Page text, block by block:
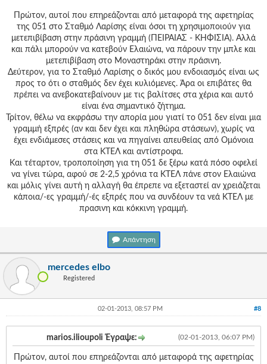
Πρώτον, αυτοί που επηρεάζονται από μεταφορά της αφετηρίας
της 051 στο Σταθμό Λαρίσης είναι όσοι τη χρησιμοποιούν για
μετεπιβίβαση στην πράσινη γραμμή (ΠΕΙΡΑΙΑΣ - ΚΗΦΙΣΙΑ). Αλλά
και πάλι μπορούν να κατεβούν Ελαιώνα, να πάρουν την μπλε και
μετεπιβίβαση στο Μοναστηράκι στην πράσινη.
Δεύτερον, για το Σταθμό Λαρίσης ο δικός μου ενδοιασμός είναι ως
προς το ότι ο σταθμός δεν έχει κυλιόμενες. Άρα οι επιβάτες θα
πρέπει να ανεβοκατεβαίνουν με τις βαλίτσες στα χέρια και αυτό
είναι ένα σημαντικό ζήτημα.
Τρίτον, θέλω να εκφράσω την απορία μου γιατί το 051 δεν είναι μια
γραμμή εξπρές (αν και δεν έχει και πληθώρα στάσεων), χωρίς να
έχει ενδιάμεσες στάσεις και να πηγαίνει απευθείας από Ομόνοια
στα ΚΤΕΛ και αντίστροφα.
Και τέταρτον, τροποποίηση για τη 051 δε ξέρω κατά πόσο οφελεί
να γίνει τώρα, αφού σε 2-2,5 χρόνια τα ΚΤΕΛ πάνε στον Ελαιώνα
και μόλις γίνει αυτή η αλλαγή θα έπρεπε να εξεταστεί αν χρειάζεται
κάποια/-ες γραμμή/-ές εξπρές που να συνδέουν τα νεά ΚΤΕΛ με
πρασινη και κόκκινη γραμμή.
Απάντηση
mercedes elbo
Registered
#8
02-01-2013, 08:57 PM
(02-01-2013, 06:07 PM)
marios.ilioupoli Έγραψε:
Πρώτον, αυτοί που επηρεάζονται από μεταφορά της αφετηρίας